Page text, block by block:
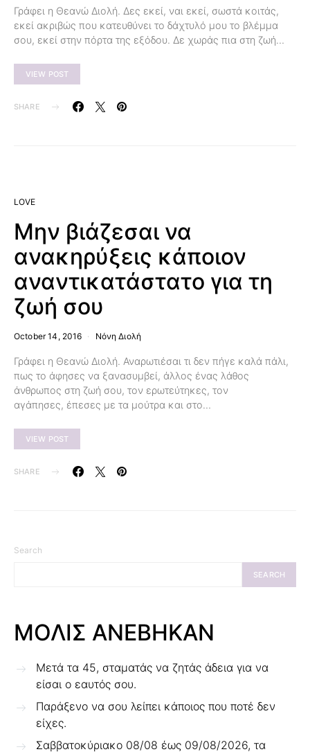
Γράφει η Θεανώ Διολή. Δες εκεί, ναι εκεί, σωστά κοιτάς,
εκεί ακριβώς που κατευθύνει το δάχτυλό μου το βλέμμα
σου, εκεί στην πόρτα της εξόδου. Δε χωράς πια στη ζωή…
VIEW POST
SHARE
LOVE
Μην βιάζεσαι να
ανακηρύξεις κάποιον
αναντικατάστατο για τη
ζωή σου
October 14, 2016 Νόνη Διολή
Γράφει η Θεανώ Διολή. Αναρωτιέσαι τι δεν πήγε καλά πάλι,
πως το άφησες να ξανασυμβεί, άλλος ένας λάθος
άνθρωπος στη ζωή σου, τον ερωτεύτηκες, τον
αγάπησες, έπεσες με τα μούτρα και στο…
VIEW POST
SHARE
Search
SEARCH
ΜΟΛΙΣ ΑΝΕΒΗΚΑΝ
Μετά τα 45, σταματάς να ζητάς άδεια για να
είσαι ο εαυτός σου.
Παράξενο να σου λείπει κάποιος που ποτέ δεν
είχες.
Σαββατοκύριακο 08/08 έως 09/08/2026, τα